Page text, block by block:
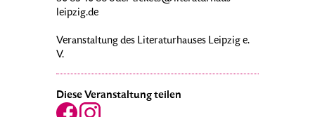
leipzig.de
Veranstaltung des Literaturhauses Leipzig e.
V.
Diese Veranstaltung teilen